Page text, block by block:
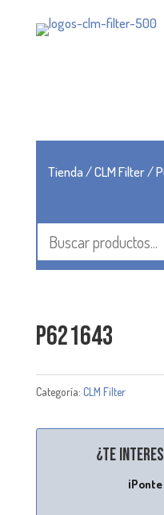
Tienda/CLM Filter/
P621643
Categoría: CLM Filter
¿Te